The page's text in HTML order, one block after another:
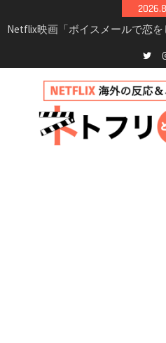
to
ト・登場人物・あらすじまとめ｜
イッチ主演ロマコメ
Netflix「ハウス・オブ・ギネス」
新決定！2027年撮影開始
兄弟大騒動のコメディ映画「リ
ー」がNetflixで配信！─キャス
見どころまとめ
Netflix「アバター: 伝説の少年ア
完全ガイド｜キャスト・登場人